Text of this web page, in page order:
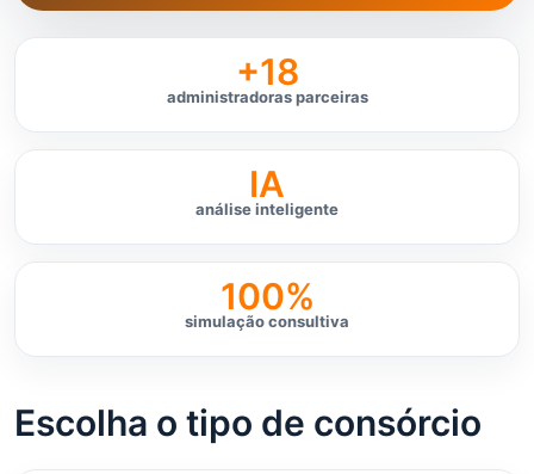
+18
administradoras parceiras
IA
análise inteligente
100%
simulação consultiva
Escolha o tipo de consórcio